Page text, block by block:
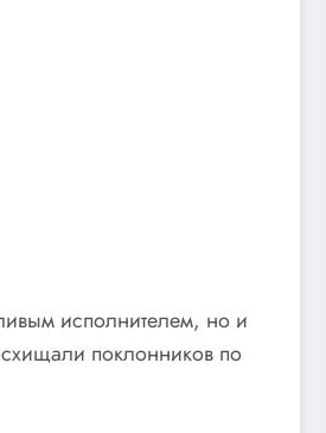
исполнителем, но и
поклонников по